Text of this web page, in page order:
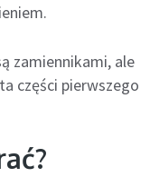
zamiennikami, ale
części pierwszego